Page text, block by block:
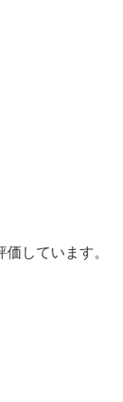
しています。